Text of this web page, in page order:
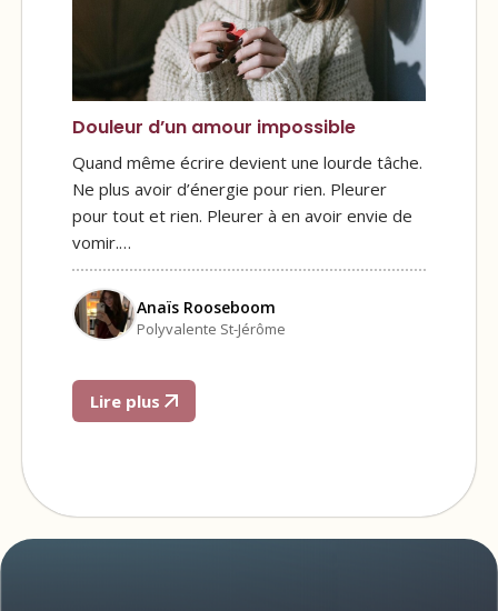
Douleur d’un amour impossible
Quand même écrire devient une lourde tâche.
Ne plus avoir d’énergie pour rien. Pleurer
pour tout et rien. Pleurer à en avoir envie de
vomir.…
Anaïs Rooseboom
Polyvalente St-Jérôme
Lire plus